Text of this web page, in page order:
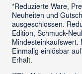
*Reduzierte Ware,
Neuheiten und
ausgeschlossen.
Edition, Schmuck-
Mindesteinkaufswert.
Einmalig einlösbar
Erhalt.